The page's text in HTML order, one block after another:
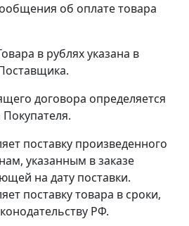
об оплате товара
в рублях указана в
договора определяется
поставку произведенного
указанным в заказе
на дату поставки.
поставку товара в сроки,
РФ.